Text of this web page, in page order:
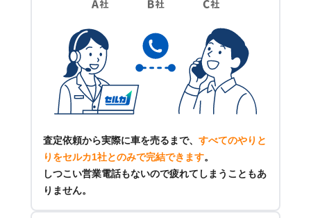
査定依頼から実際に車を売るまで、 すべてのやりと
りをセルカ1社とのみで完結できます。
しつこい営業電話もないので疲れてしまうこともあ
りません。